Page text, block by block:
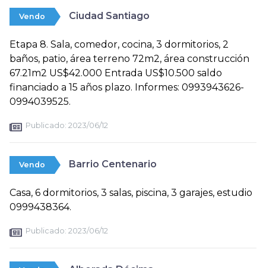
Vendo Ciudad Santiago
Etapa 8. Sala, comedor, cocina, 3 dormitorios, 2
baños, patio, área terreno 72m2, área construcción
67.21m2 US$42.000 Entrada US$10.500 saldo
financiado a 15 años plazo. Informes: 0993943626-
0994039525.
Publicado: 2023/06/12
Vendo Barrio Centenario
Casa, 6 dormitorios, 3 salas, piscina, 3 garajes, estudio
0999438364.
Publicado: 2023/06/12